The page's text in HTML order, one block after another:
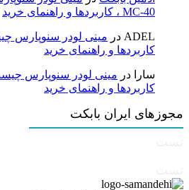
MC-40 ، کاربردها و راهنمای خرید
ADEL در
کاربردها و راهنمای خرید
سارا در
کاربردها و راهنمای خرید
مجوزهای ایران بابکت